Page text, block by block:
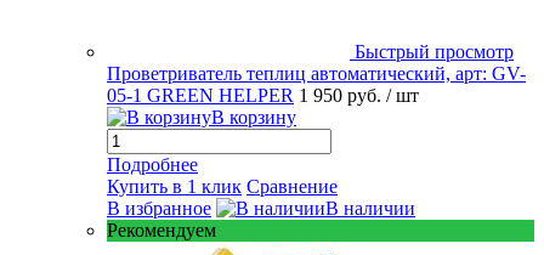
Быстрый просмотр
Проветриватель теплиц автоматический, арт: GV-
05-1 GREEN HELPER 1 950 руб. / шт
В корзину
Подробнее
Купить в 1 клик Сравнение
В избранное
В наличии
Рекомендуем